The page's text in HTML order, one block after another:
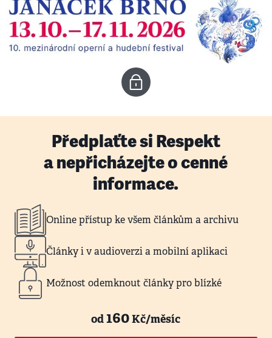
Předplaťte si Respekt
a nepřicházejte o cenné
informace.
Online přístup ke všem článkům a archivu
Články i v audioverzi a mobilní aplikaci
Možnost odemknout články pro blízké
od160Kč/měsíc